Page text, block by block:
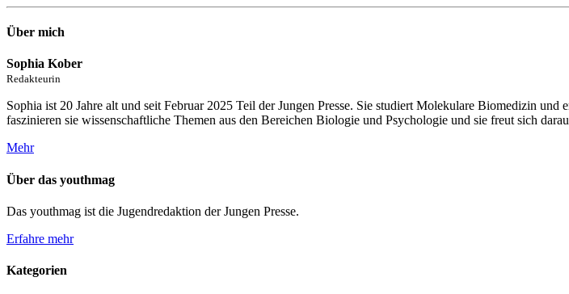
Über mich
Sophia Kober
Redakteurin
Sophia ist 20 Jahre alt und seit Februar 2025 Teil der Jungen Presse. Sie studiert Molekulare Biomedizin
faszinieren sie wissenschaftliche Themen aus den Bereichen Biologie und Psychologie und sie freut sich
Mehr
Über das youthmag
Das youthmag ist die Jugendredaktion der Jungen Presse.
Erfahre mehr
Kategorien